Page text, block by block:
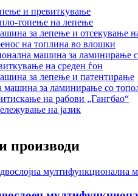
и превиткување
топење на лепење
за лепење и отсекување
на топлина во влошки
машина за ламинирање
на среден ѓон
за лепење и патентирање
машина за ламинирање со
на рабови „Гангбао“
на јазик
производи